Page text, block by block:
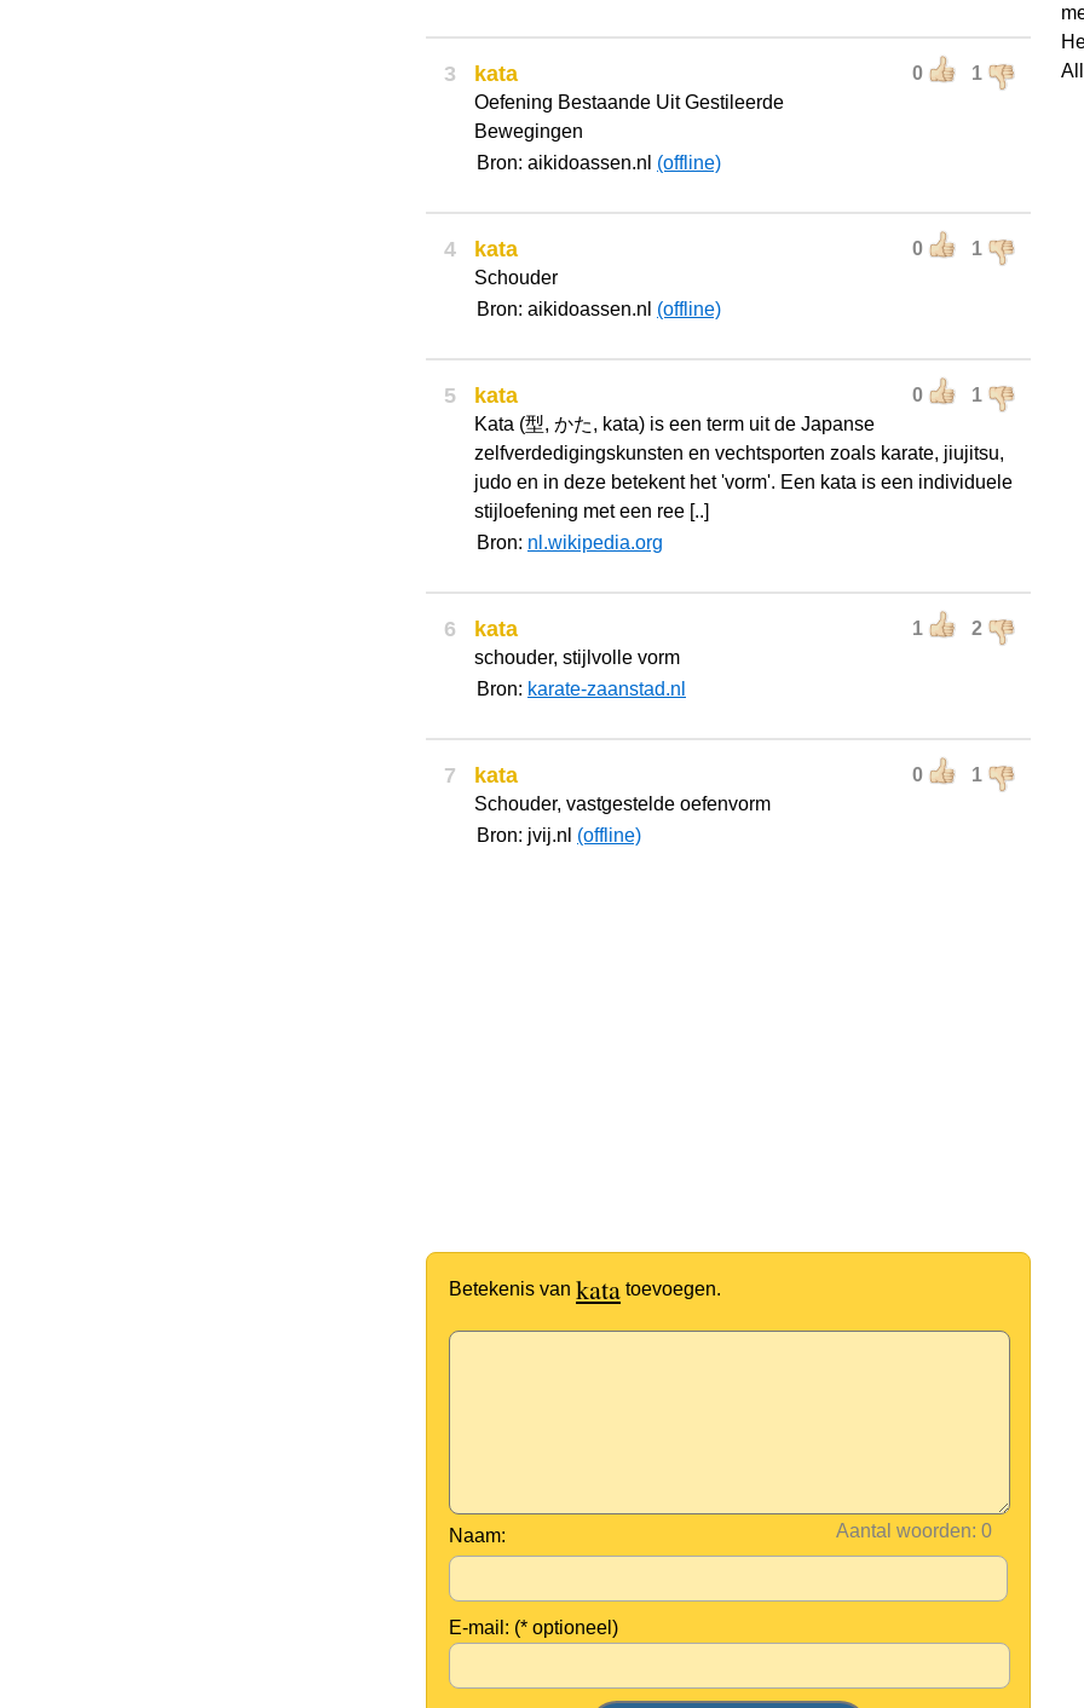
3 0 1
kata
Oefening Bestaande Uit Gestileerde
Bewegingen
Bron: aikidoassen.nl (offline)
4 0 1
kata
Schouder
Bron: aikidoassen.nl (offline)
5 0 1
kata
Kata (型, かた, kata) is een term uit de Japanse
zelfverdedigingskunsten en vechtsporten zoals karate, jiujitsu,
judo en in deze betekent het 'vorm'. Een kata is een individuele
stijloefening met een ree [..]
Bron: nl.wikipedia.org
6 1 2
kata
schouder, stijlvolle vorm
Bron: karate-zaanstad.nl
7 0 1
kata
Schouder, vastgestelde oefenvorm
Bron: jvij.nl (offline)
Betekenis van kata toevoegen.
Aantal woorden:
Naam:
E-mail: (* optioneel)